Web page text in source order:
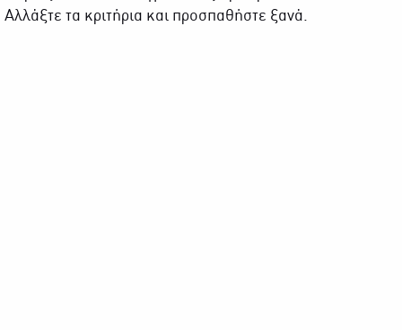
Αλλάξτε τα κριτήρια και προσπαθήστε ξανά.